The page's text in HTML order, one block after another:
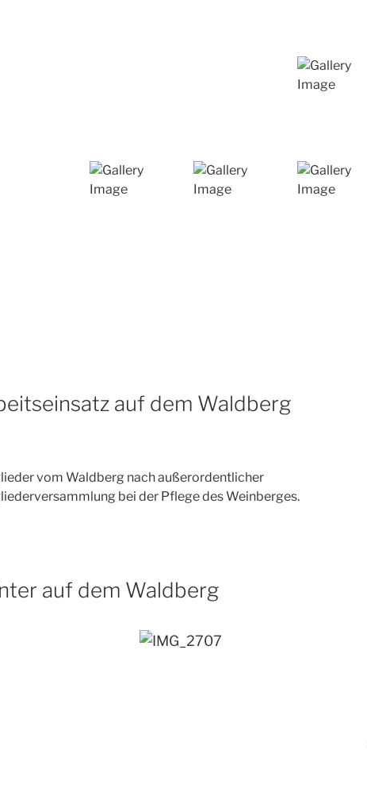
auf dem Waldberg
vom Waldberg nach außerordentlicher
bei der Pflege des Weinberges.
auf dem Waldberg